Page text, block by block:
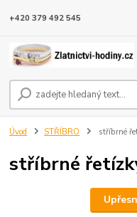
+420 379 492 545
Úvod STŘÍBRO stříbrné
stříbrné